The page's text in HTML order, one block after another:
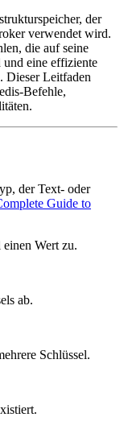
der
verwendet wird.
die auf seine
und eine effiziente
Dieser Leitfaden
Befehle,
der Text- oder
Guide to
einen Wert zu.
ab.
Schlüssel.